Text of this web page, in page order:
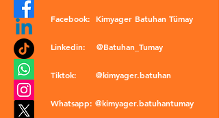
Facebook: Kimyager Batuhan Tümay
Linkedin: @Batuhan_Tumay
Tiktok: @kimyager.batuhan
Whatsapp: @kimyager.batuhantumay